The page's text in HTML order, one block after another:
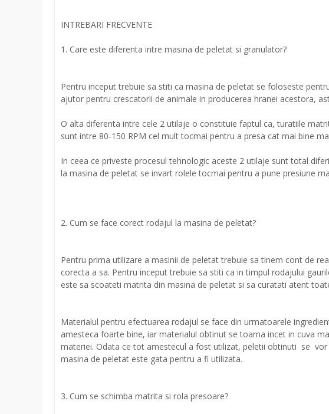
INTREBARI FRECVENTE
1. Care este diferenta intre masina de peletat si granulator?
Pentru inceput trebuie sa stiti ca masina de peletat se foloseste
ajutor pentru crescatorii de animale in producerea hranei acestora,
O alta diferenta intre cele 2 utilaje o constituie faptul ca, turatiile
sunt intre 80-150 RPM cel mult tocmai pentru a presa cat mai bine
In ceea ce priveste procesul tehnologic aceste 2 utilaje sunt total
la masina de peletat se invart rolele tocmai pentru a pune presiune
2. Cum se face corect rodajul la masina de peletat?
Pentru prima utilizare a masinii de peletat trebuie sa tinem cont de
corecta a sa. Pentru inceput trebuie sa stiti ca in timpul rodajului
este sa scoateti matrita din masina de peletat si sa curatati atent
Materialul pentru efectuarea rodajul se face din urmatoarele
amesteca foarte bine, iar materialul obtinut se toarna incet in cuva
materiei. Odata ce tot amestecul a fost utilizat, peletii obtinuti se
masina de peletat este gata pentru a fi utilizata.
3. Cum se schimba matrita si rola presoare?